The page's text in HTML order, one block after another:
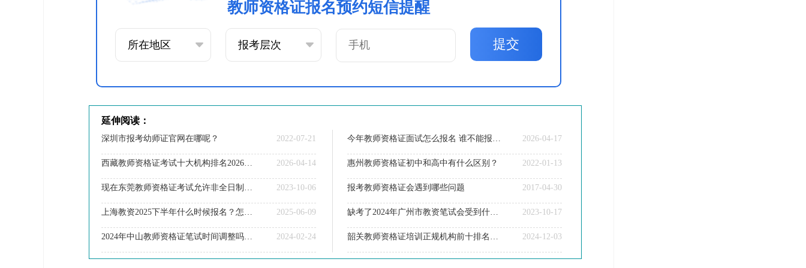
教师资格证报名预约短信提醒
提交
延伸阅读：
深圳市报考幼师证官网在哪呢？ 2022-07-21
2026-04-14
2023-10-06
2025-06-09
2024-02-24
2026-04-17
惠州教师资格证初中和高中有什么区别？ 2022-01-13
报考教师资格证会遇到哪些问题 2017-04-30
2023-10-17
2024-12-03
教师资格证笔试科目有哪些？
教师资格证面试题型考核内容？